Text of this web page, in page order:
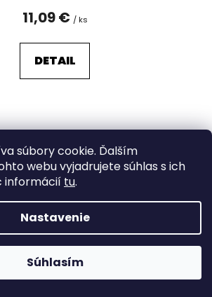
súbory cookie. Ďalším
webu vyjadrujete súhlas s ich
informácií tu.
Nastavenie
Súhlasím
11,09 € / ks
DETAIL